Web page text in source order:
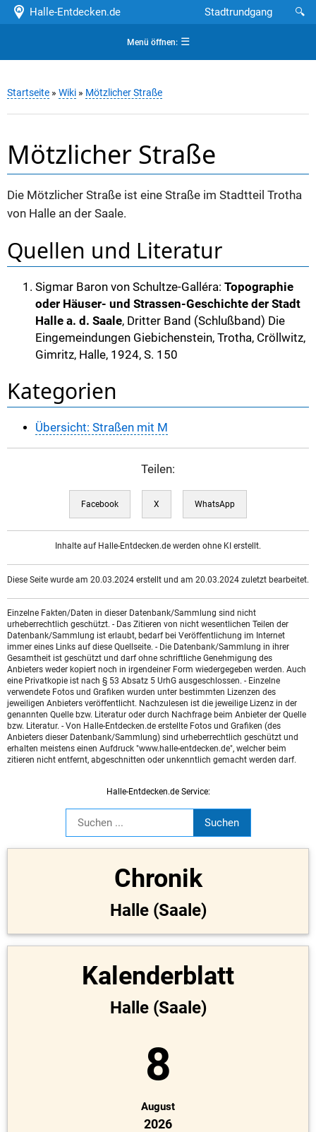
Halle-Entdecken.de 🔍
Stadtrundgang
Menü öffnen:☰
Startseite » Wiki » Mötzlicher Straße
Mötzlicher Straße
Die Mötzlicher Straße ist eine Straße im Stadtteil Trotha
von Halle an der Saale.
Quellen und Literatur
Sigmar Baron von Schultze-Galléra: Topographie
oder Häuser- und Strassen-Geschichte der Stadt
Halle a. d. Saale, Dritter Band (Schlußband) Die
Eingemeindungen Giebichenstein, Trotha, Cröllwitz,
Gimritz, Halle, 1924, S. 150
Kategorien
Übersicht: Straßen mit M
Teilen:
Facebook X WhatsApp
Inhalte auf Halle-Entdecken.de werden ohne KI erstellt.
Diese Seite wurde am 20.03.2024 erstellt und am 20.03.2024 zuletzt bearbeitet.
Einzelne Fakten/Daten in dieser Datenbank/Sammlung sind nicht
urheberrechtlich geschützt. - Das Zitieren von nicht wesentlichen Teilen der
Datenbank/Sammlung ist erlaubt, bedarf bei Veröffentlichung im Internet
immer eines Links auf diese Quellseite. - Die Datenbank/Sammlung in ihrer
Gesamtheit ist geschützt und darf ohne schriftliche Genehmigung des
Anbieters weder kopiert noch in irgendeiner Form wiedergegeben werden. Auch
eine Privatkopie ist nach § 53 Absatz 5 UrhG ausgeschlossen. - Einzelne
verwendete Fotos und Grafiken wurden unter bestimmten Lizenzen des
jeweiligen Anbieters veröffentlicht. Nachzulesen ist die jeweilige Lizenz in der
genannten Quelle bzw. Literatur oder durch Nachfrage beim Anbieter der Quelle
bzw. Literatur. - Von Halle-Entdecken.de erstellte Fotos und Grafiken (des
Anbieters dieser Datenbank/Sammlung) sind urheberrechtlich geschützt und
erhalten meistens einen Aufdruck "www.halle-entdecken.de", welcher beim
zitieren nicht entfernt, abgeschnitten oder unkenntlich gemacht werden darf.
Halle-Entdecken.de Service:
Chronik
Halle (Saale)
Kalenderblatt
Halle (Saale)
8
August
2026